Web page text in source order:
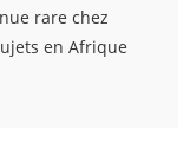
rare chez
en Afrique